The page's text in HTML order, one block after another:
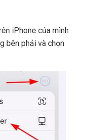
iPhone của mình
bên phải và chọn